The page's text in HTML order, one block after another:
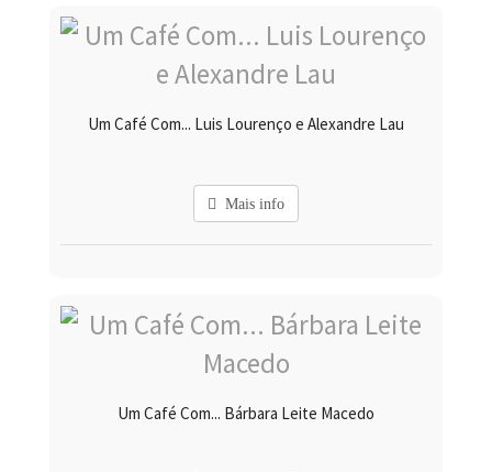
Um Café Com... Luis Lourenço e Alexandre Lau
Mais info
Um Café Com... Bárbara Leite Macedo